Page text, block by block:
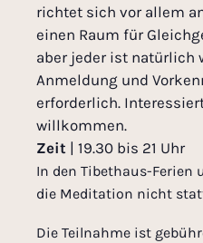
richtet sich vor allem
einen Raum für
aber jeder ist natürlich
Anmeldung und
erforderlich.
willkommen.
Zeit | 19.30 bis 21 Uhr
In den Tibethaus-Ferien
die Meditation nicht
Die Teilnahme ist